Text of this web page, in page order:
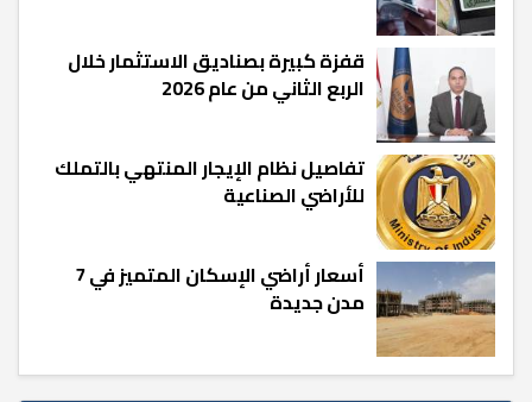
قفزة كبيرة بصناديق الاستثمار خلال
الربع الثاني من عام 2026
تفاصيل نظام الإيجار المنتهي بالتملك
للأراضي الصناعية
أسعار أراضي الإسكان المتميز في 7
مدن جديدة